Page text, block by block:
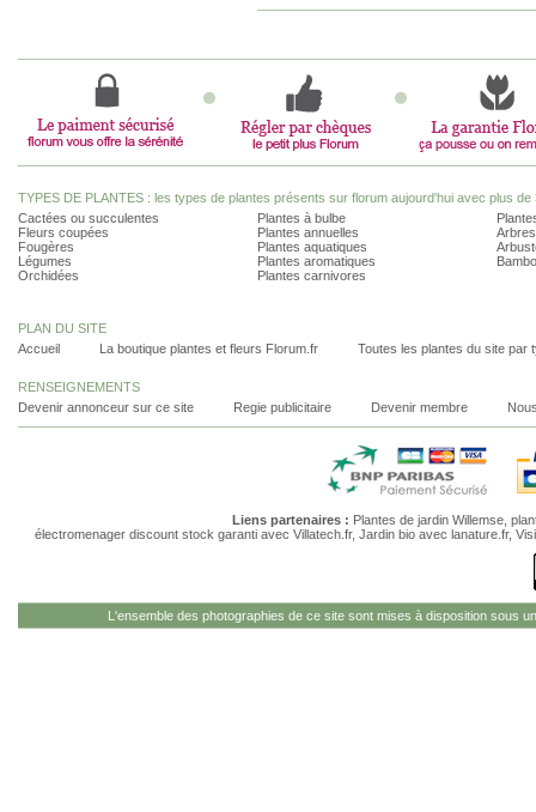
TYPES DE PLANTES : les types de plantes présents sur florum aujourd'hui avec plus de
Cactées ou succulentes
Fleurs coupées
Fougères
Légumes
Orchidées
Plantes à bulbe
Plantes annuelles
Plantes aquatiques
Plantes aromatiques
Plantes carnivores
PLAN DU SITE
Accueil
La boutique plantes et fleurs Florum.fr Toutes les plantes du site par
RENSEIGNEMENTS
Devenir annonceur sur ce site
Regie publicitaire Devenir membre
Liens partenaires : Plantes de jardin Willemse,
électromenager discount stock garantiavec Villatech.fr, Jardin bioavec lanature.fr,
L'ensemble des photographies de ce site sont mises à disposition sous